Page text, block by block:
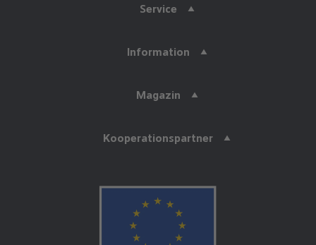
Service
Information
Magazin
Kooperationspartner